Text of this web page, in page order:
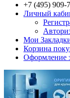
+7 (495) 909-
Личный
Мои
Корзина
Оформление